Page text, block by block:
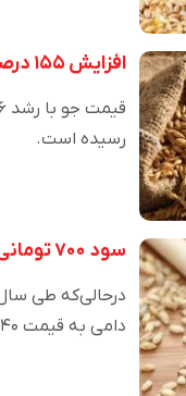
افزایش ۱۵۵ درصدی قیمت جو و گندم طی یکسال
رسیده است.
سود ۷۰۰ تومانی دلالان از فروش هر کیلو جو/ قیمت خرید تضمینی جو به نفع دلالان تمام شد
دامی به قیمت ۱۹۴۰ تا ۱۹۵۰…